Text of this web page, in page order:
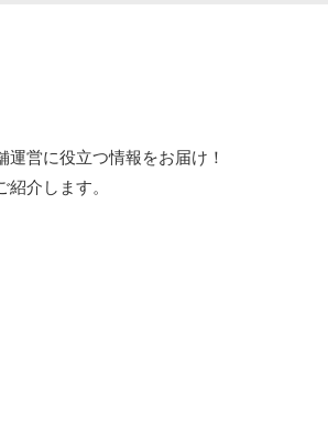
営に役立つ情報をお届け！
介します。